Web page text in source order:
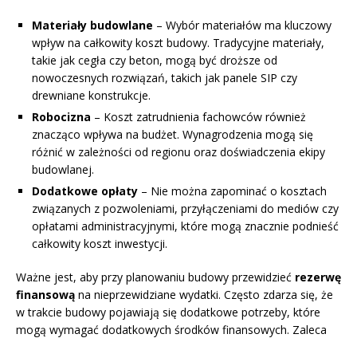
Materiały budowlane – Wybór materiałów ma kluczowy
wpływ na całkowity koszt budowy. Tradycyjne materiały,
takie jak cegła czy beton, mogą być droższe od
nowoczesnych rozwiązań, takich jak panele SIP czy
drewniane konstrukcje.
Robocizna – Koszt zatrudnienia fachowców również
znacząco wpływa na budżet. Wynagrodzenia mogą się
różnić w zależności od regionu oraz doświadczenia ekipy
budowlanej.
Dodatkowe opłaty – Nie można zapominać o kosztach
związanych z pozwoleniami, przyłączeniami do mediów czy
opłatami administracyjnymi, które mogą znacznie podnieść
całkowity koszt inwestycji.
Ważne jest, aby przy planowaniu budowy przewidzieć rezerwę
finansową na nieprzewidziane wydatki. Często zdarza się, że
w trakcie budowy pojawiają się dodatkowe potrzeby, które
mogą wymagać dodatkowych środków finansowych. Zaleca